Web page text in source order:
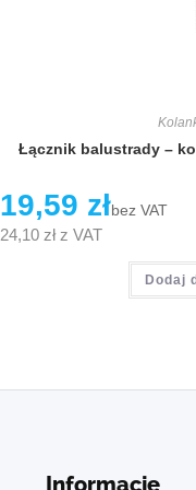
Łącznik balustrady –
19,59 złbez VAT
24,10 złz VAT
Dodaj
Informacje